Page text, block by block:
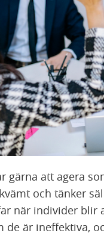
gärna att agera
och tänker
när individer blir
de är ineffektiva,